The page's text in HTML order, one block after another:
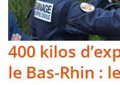
400 kilos
le Bas-Rhin :